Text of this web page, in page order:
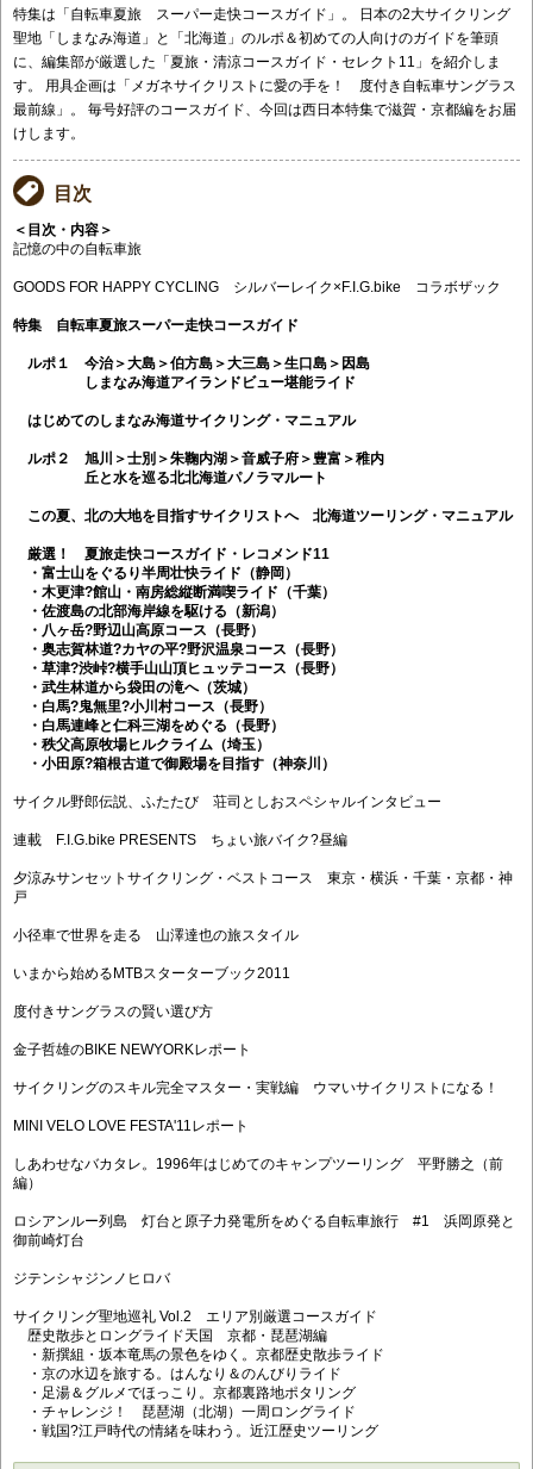
特集は「自転車夏旅 スーパー走快コースガイド」。 日本の2大サイクリング
聖地「しまなみ海道」と「北海道」のルポ＆初めての人向けのガイドを筆頭
に、編集部が厳選した「夏旅・清涼コースガイド・セレクト11」を紹介しま
す。 用具企画は「メガネサイクリストに愛の手を！ 度付き自転車サングラス
最前線」。 毎号好評のコースガイド、今回は西日本特集で滋賀・京都編をお届
けします。
目次
＜目次・内容＞
記憶の中の自転車旅
GOODS FOR HAPPY CYCLING シルバーレイク×F.I.G.bike コラボザック
特集 自転車夏旅スーパー走快コースガイド
ルポ１ 今治＞大島＞伯方島＞大三島＞生口島＞因島
しまなみ海道アイランドビュー堪能ライド
はじめてのしまなみ海道サイクリング・マニュアル
ルポ２ 旭川＞士別＞朱鞠内湖＞音威子府＞豊富＞稚内
丘と水を巡る北北海道パノラマルート
この夏、北の大地を目指すサイクリストへ 北海道ツーリング・マニュアル
厳選！ 夏旅走快コースガイド・レコメンド11
・富士山をぐるり半周壮快ライド（静岡）
・木更津?館山・南房総縦断満喫ライド（千葉）
・佐渡島の北部海岸線を駆ける（新潟）
・八ヶ岳?野辺山高原コース（長野）
・奥志賀林道?カヤの平?野沢温泉コース（長野）
・草津?渋峠?横手山山頂ヒュッテコース（長野）
・武生林道から袋田の滝へ（茨城）
・白馬?鬼無里?小川村コース（長野）
・白馬連峰と仁科三湖をめぐる（長野）
・秩父高原牧場ヒルクライム（埼玉）
・小田原?箱根古道で御殿場を目指す（神奈川）
サイクル野郎伝説、ふたたび 荘司としおスペシャルインタビュー
連載 F.I.G.bike PRESENTS ちょい旅バイク?昼編
夕涼みサンセットサイクリング・ベストコース 東京・横浜・千葉・京都・神
戸
小径車で世界を走る 山澤達也の旅スタイル
いまから始めるMTBスターターブック2011
度付きサングラスの賢い選び方
金子哲雄のBIKE NEWYORKレポート
サイクリングのスキル完全マスター・実戦編 ウマいサイクリストになる！
MINI VELO LOVE FESTA'11レポート
しあわせなバカタレ。1996年はじめてのキャンプツーリング 平野勝之（前
編）
ロシアンルー列島 灯台と原子力発電所をめぐる自転車旅行 #1 浜岡原発と
御前崎灯台
ジテンシャジンノヒロバ
サイクリング聖地巡礼 Vol.2 エリア別厳選コースガイド
歴史散歩とロングライド天国 京都・琵琶湖編
・新撰組・坂本竜馬の景色をゆく。京都歴史散歩ライド
・京の水辺を旅する。はんなり＆のんびりライド
・足湯＆グルメでほっこり。京都裏路地ポタリング
・チャレンジ！ 琵琶湖（北湖）一周ロングライド
・戦国?江戸時代の情緒を味わう。近江歴史ツーリング